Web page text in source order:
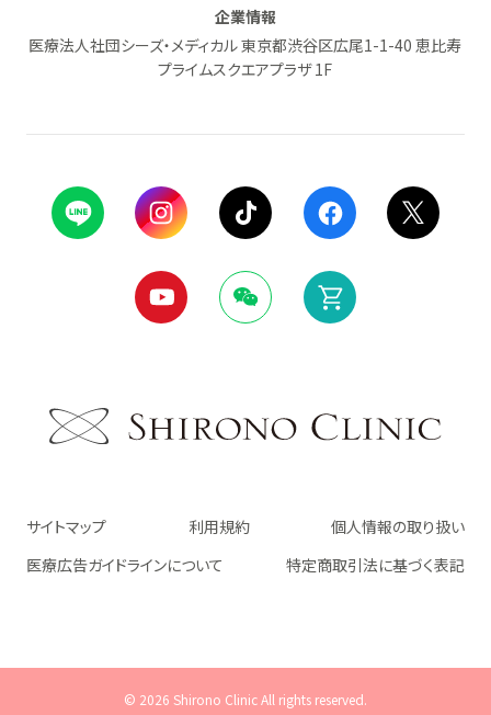
企業情報
医療法人社団シーズ・メディカル 東京都渋谷区広尾1-1-40 恵比寿
プライムスクエアプラザ 1F
サイトマップ 利用規約
個人情報の取り扱い
医療広告ガイドラインについて
特定商取引法に基づく表記
© 2026 Shirono Clinic All rights reserved.